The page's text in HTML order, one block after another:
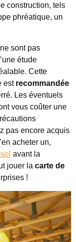
construction, tels
phréatique, un
sont pas
étude
Cette
est recommandée
Les éventuels
vous coûter une
pas encore acquis
acheter un,
avant la
jouer la carte de
!